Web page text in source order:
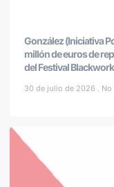
González (Iniciativa
millón de euros de
del Festival
30 de julio de 2026